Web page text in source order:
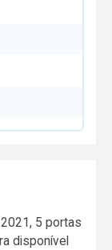
5 portas
disponível